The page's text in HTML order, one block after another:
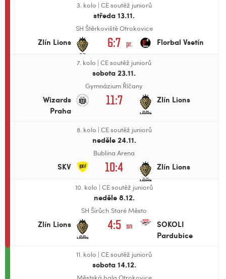
3. kolo | CE soutěž juniorů
středa 13.11.
SH Štěrkoviště Otrokovice
Zlín Lions 6:7 pr. Florbal Vsetín
7. kolo | CE soutěž juniorů
sobota 23.11.
Gymnázium Říčany
Wizards
Praha
11:7 Zlín Lions
8. kolo | CE soutěž juniorů
neděle 24.11.
Bublina Arena
SKV 10:4 Zlín Lions
10. kolo | CE soutěž juniorů
neděle 8.12.
SH Širůch Staré Město
Zlín Lions 4:5 sn
SOKOLI
Pardubice
11. kolo | CE soutěž juniorů
sobota 14.12.